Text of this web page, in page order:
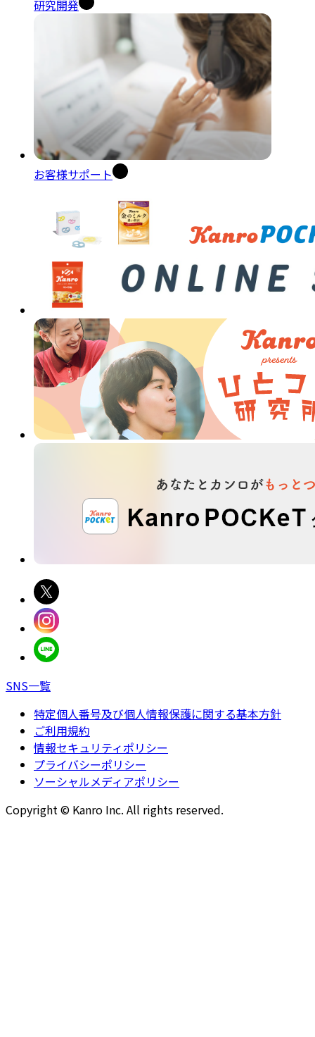
研究開発
お客様サポート
SNS一覧
特定個人番号及び個人情報保護に関する基本方針
ご利用規約
情報セキュリティポリシー
プライバシーポリシー
ソーシャルメディアポリシー
Copyright © Kanro Inc. All rights reserved.